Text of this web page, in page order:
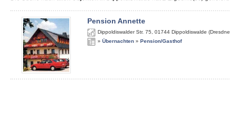
Pension Annette
Dippoldiswalder Str. 75 01744 Dippoldiswalde
» Übernachten » Pension/Gasthof